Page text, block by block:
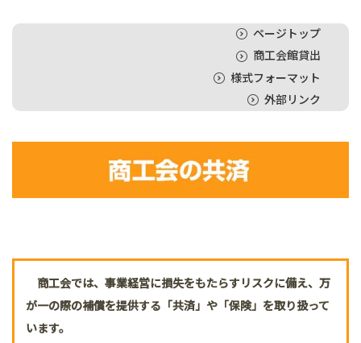
ページトップ
商工会館貸出
様式フォーマット
外部リンク
商工会では、事業経営に損失をもたらすリスクに備え、万
が一の際の補償を提供する「共済」や「保険」を取り扱って
います。